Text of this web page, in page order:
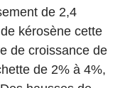
de 2,4
kérosène cette
de croissance de
de 2% à 4%,